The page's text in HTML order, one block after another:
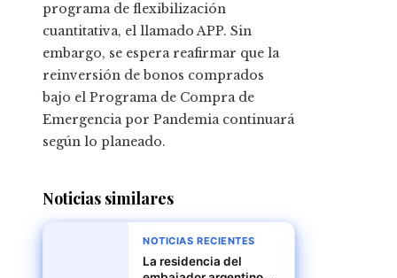
programa de flexibilización
cuantitativa, el llamado APP. Sin
embargo, se espera reafirmar que la
reinversión de bonos comprados
bajo el Programa de Compra de
Emergencia por Pandemia continuará
según lo planeado.
Noticias similares
NOTICIAS RECIENTES
La residencia del